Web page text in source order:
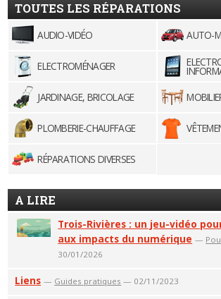
TOUTES LES RÉPARATIONS
AUDIO-VIDÉO AUTO-
ELECTROMÉNAGER
JARDINAGE, BRICOLAGE
PLOMBERIE-CHAUFFAGE
RÉPARATIONS DIVERSES
A LIRE
Trois-Rivières : un jeu-vidéo
aux impacts du numérique —
30/01/2026
Liens — Guides pratiques — 02/11/2023